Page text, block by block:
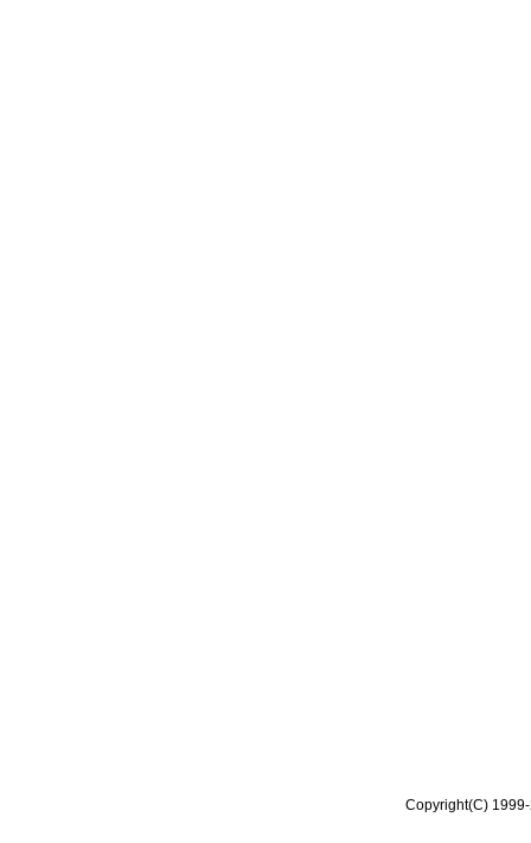
Copyright(C)